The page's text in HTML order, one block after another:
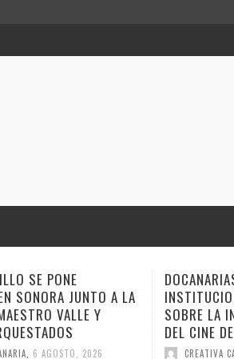
DOCANARIAS CONVOCA A
INSTITUCIONES A REFLEXIONAR
SOBRE LA INTERNACIONALIZACIÓN
DEL CINE DE REALIDAD
CREATIVA CANARIA, 6 AGOSTO, 2026